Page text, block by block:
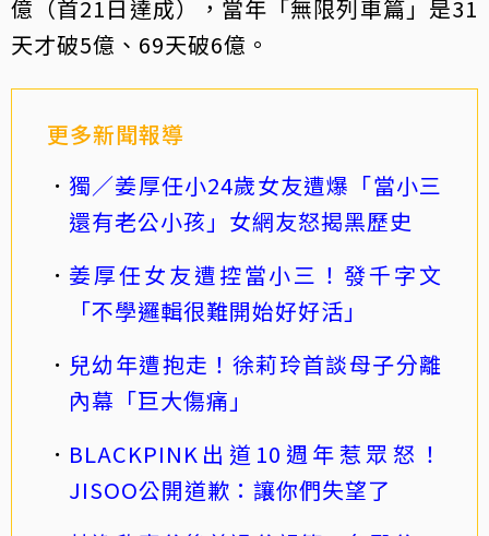
億（首21日達成），當年「無限列車篇」是31
天才破5億、69天破6億。
更多新聞報導
獨／姜厚任小24歲女友遭爆「當小三
還有老公小孩」女網友怒揭黑歷史
姜厚任女友遭控當小三！發千字文
「不學邏輯很難開始好好活」
兒幼年遭抱走！徐莉玲首談母子分離
內幕「巨大傷痛」
BLACKPINK出道10週年惹眾怒！
JISOO公開道歉：讓你們失望了